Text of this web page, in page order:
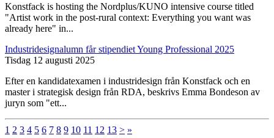
Konstfack is hosting the Nordplus/KUNO intensive course titled
"Artist work in the post-rural context: Everything you want was
already here" in...
Industridesignalumn får stipendiet Young Professional 2025
Tisdag 12 augusti 2025
Efter en kandidatexamen i industridesign från Konstfack och en
master i strategisk design från RDA, beskrivs Emma Bondeson av
juryn som "ett...
1 2 3 4 5 6 7 8 9 10 11 12 13 > »